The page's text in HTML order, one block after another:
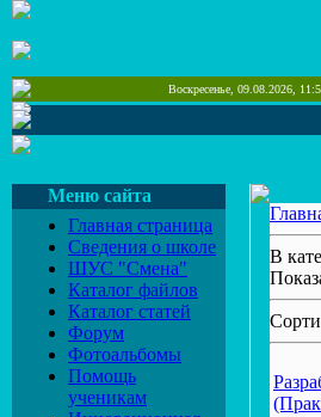
Воскресенье, 09.08.2026,
Меню сайта
Главная страница
Сведения о школе
ШУС "Смена"
Каталог файлов
Каталог статей
Форум
Фотоальбомы
Помощь
ученикам
В